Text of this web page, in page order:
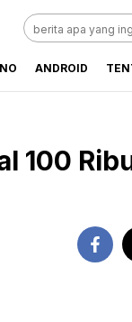
ANDROID
100